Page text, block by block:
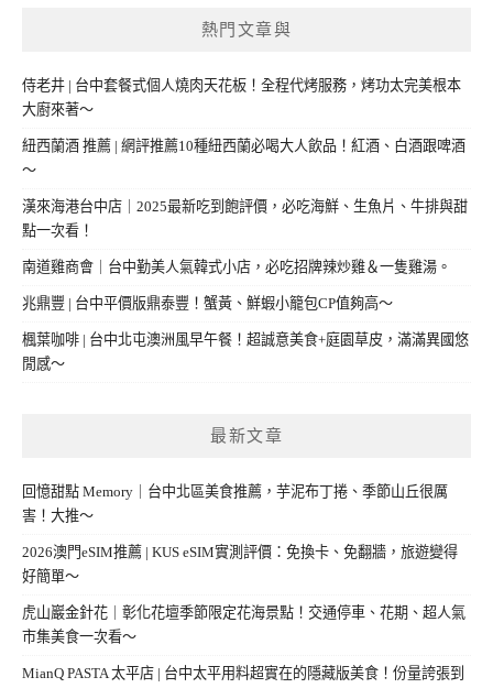
熱門文章與
侍老井 | 台中套餐式個人燒肉天花板！全程代烤服務，烤功太完美根本
大廚來著～
紐西蘭酒 推薦 | 網評推薦10種紐西蘭必喝大人飲品！紅酒、白酒跟啤酒
～
漢來海港台中店｜2025最新吃到飽評價，必吃海鮮、生魚片、牛排與甜
點一次看！
南道雞商會｜台中勤美人氣韓式小店，必吃招牌辣炒雞＆一隻雞湯。
兆鼎豐 | 台中平價版鼎泰豐！蟹黃、鮮蝦小籠包CP值夠高～
楓葉咖啡 | 台中北屯澳洲風早午餐！超誠意美食+庭園草皮，滿滿異國悠
閒感～
最新文章
回憶甜點 Memory｜台中北區美食推薦，芋泥布丁捲、季節山丘很厲
害！大推～
2026澳門eSIM推薦 | KUS eSIM實測評價：免換卡、免翻牆，旅遊變得
好簡單～
虎山巖金針花｜彰化花壇季節限定花海景點！交通停車、花期、超人氣
市集美食一次看～
MianQ PASTA 太平店 | 台中太平用料超實在的隱藏版美食！份量誇張到